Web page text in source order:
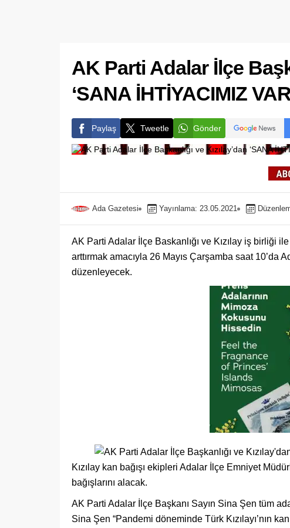
AK Parti Adalar İlçe
‘SANA İHTİYACIMIZ
Paylaş Tweetle Gönder
Ada Gazetesi Yayınlama: 23.05.2021
AK Parti Adalar İlçe Baskanlığı ve Kızılay iş birliği
arttırmak amacıyla 26 Mayıs Çarşamba saat 10’da
düzenleyecek.
Kızılay kan bağışı ekipleri Adalar İlçe Emniyet
bağışlarını alacak.
AK Parti Adalar İlçe Başkanı Sayın Sina Şen tüm
Sina Şen “Pandemi döneminde Türk Kızılayı’nın